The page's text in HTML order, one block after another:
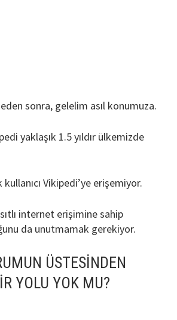
sonra, gelelim asıl konumuza.
yaklaşık 1.5 yıldır ülkemizde
kullanıcı Vikipedi’ye erişemiyor.
internet erişimine sahip
da unutmamak gerekiyor.
ÜSTESINDEN
YOLU YOK MU?